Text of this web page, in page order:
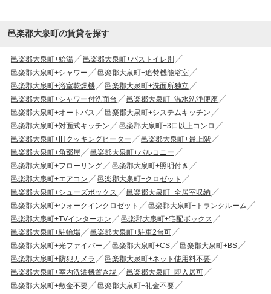
邑楽郡大泉町の賃貸を探す
邑楽郡大泉町+給湯
邑楽郡大泉町+バストイレ別
邑楽郡大泉町+シャワー
邑楽郡大泉町+追焚機能浴室
邑楽郡大泉町+浴室乾燥機
邑楽郡大泉町+洗面所独立
邑楽郡大泉町+シャワー付洗面台
邑楽郡大泉町+温水洗浄便座
邑楽郡大泉町+オートバス
邑楽郡大泉町+システムキッチン
邑楽郡大泉町+対面式キッチン
邑楽郡大泉町+3口以上コンロ
邑楽郡大泉町+IHクッキングヒーター
邑楽郡大泉町+最上階
邑楽郡大泉町+角部屋
邑楽郡大泉町+バルコニー
邑楽郡大泉町+フローリング
邑楽郡大泉町+照明付き
邑楽郡大泉町+エアコン
邑楽郡大泉町+クロゼット
邑楽郡大泉町+シューズボックス
邑楽郡大泉町+全居室収納
邑楽郡大泉町+ウォークインクロゼット
邑楽郡大泉町+トランクルーム
邑楽郡大泉町+TVインターホン
邑楽郡大泉町+宅配ボックス
邑楽郡大泉町+駐輪場
邑楽郡大泉町+駐車2台可
邑楽郡大泉町+光ファイバー
邑楽郡大泉町+CS
邑楽郡大泉町+BS
邑楽郡大泉町+防犯カメラ
邑楽郡大泉町+ネット使用料不要
邑楽郡大泉町+室内洗濯機置き場
邑楽郡大泉町+即入居可
邑楽郡大泉町+敷金不要
邑楽郡大泉町+礼金不要